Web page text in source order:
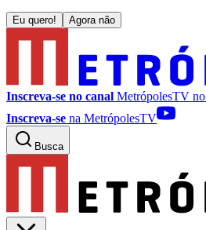
Eu quero! Agora não
Inscreva-se no canal MetrópolesTV no
Inscreva-se na MetrópolesTV
Busca